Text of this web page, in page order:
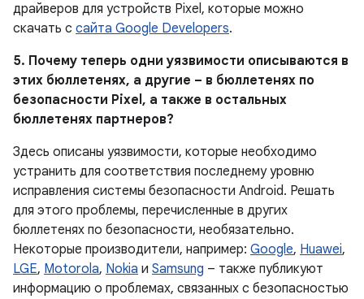
драйверов для устройств Pixel, которые можно
скачать с сайта Google Developers.
5. Почему теперь одни уязвимости описываются в
этих бюллетенях, а другие – в бюллетенях по
безопасности Pixel, а также в остальных
бюллетенях партнеров?
Здесь описаны уязвимости, которые необходимо
устранить для соответствия последнему уровню
исправления системы безопасности Android. Решать
для этого проблемы, перечисленные в других
бюллетенях по безопасности, необязательно.
Некоторые производители, например: Google, Huawei,
LGE, Motorola, Nokia и Samsung – также публикуют
информацию о проблемах, связанных с безопасностью